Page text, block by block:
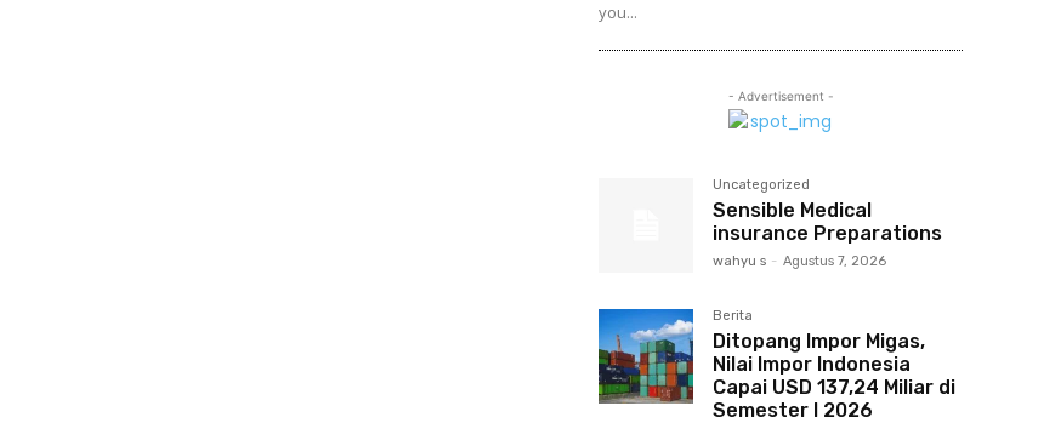
you...
- Advertisement -
Uncategorized
Sensible Medical
insurance Preparations
wahyu s - Agustus 7, 2026
Berita
Ditopang Impor Migas,
Nilai Impor Indonesia
Capai USD 137,24 Miliar di
Semester I 2026